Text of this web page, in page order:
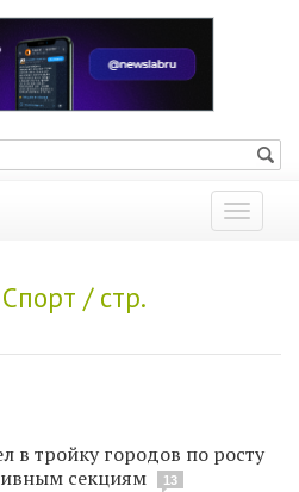
Показать
меню
/ стр.
в тройку городов по росту
секциям
13